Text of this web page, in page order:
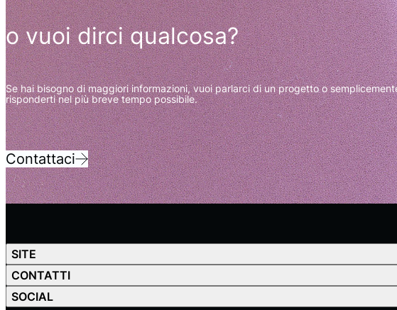
o vuoi dirci qualcosa?
Se hai bisogno di maggiori informazioni, vuoi parlarci di un progetto o
risponderti nel più breve tempo possibile.
Contattaci
SITE
CONTATTI
SOCIAL